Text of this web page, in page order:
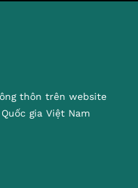
thôn trên website
gia Việt Nam